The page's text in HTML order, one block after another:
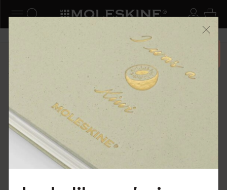
ナビゲーションの切替 ログ
検索 (キーワードなど) カ
6,500円以上のご購入で送料無料 メニ
ーを閉じる
ショップ
カイエ ＆ ジャーナル
カイエ ジャーナル